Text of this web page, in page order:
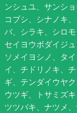
ンシュユ、サンシ
コブシ、シナノキ
バ、シラキ、シロ
セイヨウボダイジ
ソメイヨシノ、タ
イ、チドリノキ、
ギ、テンダイウヤ
ウツギ、トサミズ
ツツバキ、ナツメ